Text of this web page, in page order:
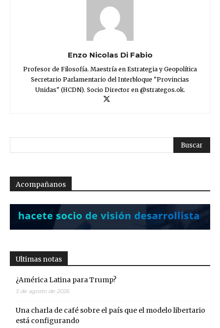
Enzo Nicolas Di Fabio
Profesor de Filosofía. Maestría en Estrategia y Geopolítica
Secretario Parlamentario del Interbloque "Provincias
Unidas" (HCDN). Socio Director en @strategos.ok.
Acompañanos
Ultimas notas
¿América Latina para Trump?
5 de agosto de 2026
Una charla de café sobre el país que el modelo libertario
está configurando